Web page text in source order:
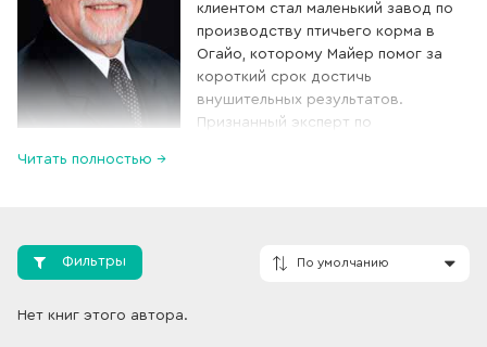
клиентом стал маленький завод по
производству птичьего корма в
Огайо, которому Майер помог за
короткий срок достичь
внушительных результатов.
Признанный эксперт по
помог организации средней величины сократить расходы
Читать полностью →
Фильтры
Нет книг этого автора.